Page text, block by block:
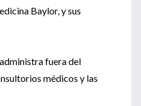
Baylor, y sus
fuera del
médicos y las